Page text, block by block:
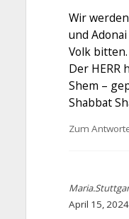
Wir
und
Volk bitten.
Der HERR
Shem –
Shabbat
Zum
April 15,